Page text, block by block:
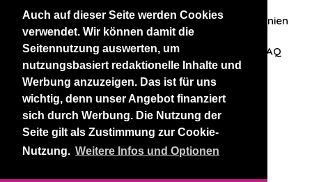
Auch auf dieser Seite werden Cookies
verwendet. Wir können damit die
Seitennutzung auswerten, um
nutzungsbasiert redaktionelle Inhalte und
Werbung anzuzeigen. Das ist für uns
wichtig, denn unser Angebot finanziert
sich durch Werbung. Die Nutzung der
Seite gilt als Zustimmung zur Cookie-
Nutzung. Weitere Infos und Optionen
Datenschutzerklärung AGB Datenschutzrichtlinien
Nehmen Sie Kontakt mit uns auf FAQ
Unsere anderen Websites
BlackAndBeauties RussianKisses